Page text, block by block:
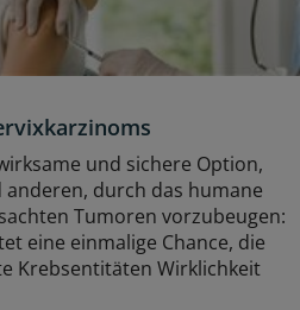
und sichere Option,
durch das humane
Tumoren vorzubeugen:
eine einmalige Chance, die
Krebsentitäten Wirklichkeit